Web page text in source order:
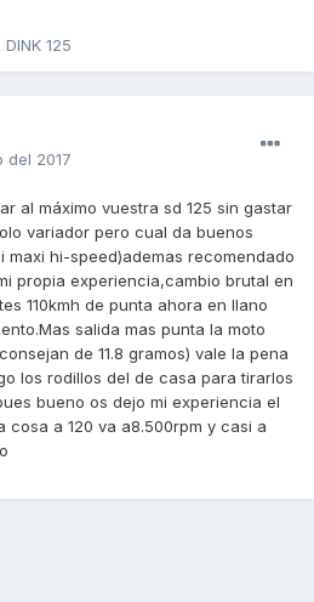
DINK 125
del 2017
al máximo vuestra sd 125 sin gastar
variador pero cual da buenos
maxi hi-speed)ademas recomendado
propia experiencia,cambio brutal en
110kmh de punta ahora en llano
salida mas punta la moto
de 11.8 gramos) vale la pena
los rodillos del de casa para tirarlos
bueno os dejo mi experiencia el
cosa a 120 va a8.500rpm y casi a